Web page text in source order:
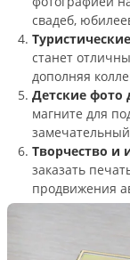
свадеб,
станет
дополняя
Детские фото
магните для
Творчество и
заказать
продвижения